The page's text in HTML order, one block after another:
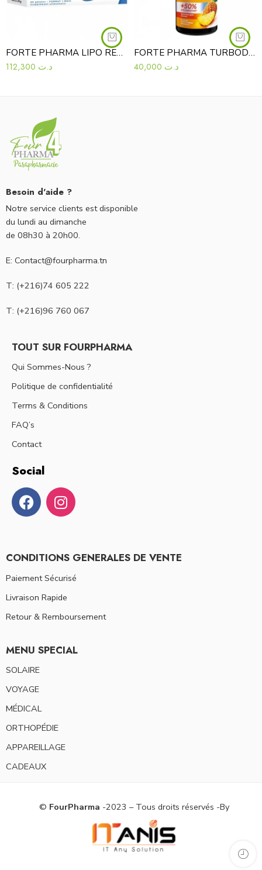
FORTE PHARMA LIPO REDUX 56 GELULES
د.ت
FORTE PHARMA TURBODRAINE ANANAS 500ML
د.ت
Besoin d'aide ?
Notre service clients est disponible
du lundi au dimanche
de 08h30 à 20h00.
E: Contact@fourpharma.tn
T: (+216)74 605 222
T: (+216)96 760 067
TOUT SUR FOURPHARMA
Qui Sommes-Nous ?
Politique de confidentialité
Terms & Conditions
FAQ’s
Contact
Social
CONDITIONS GENERALES DE VENTE
Paiement Sécurisé
Livraison Rapide
Retour & Remboursement
MENU SPECIAL
SOLAIRE
VOYAGE
MÉDICAL
ORTHOPÉDIE
APPAREILLAGE
CADEAUX
© FourPharma -2023 – Tous droits réservés -By